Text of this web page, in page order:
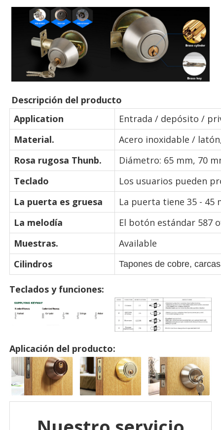
Descripción del producto
Application
Entrada / depósito /
Material.
Acero inoxidable /
Rosa rugosa Thunb.
Diámetro: 65 mm, 70
Teclado
Los usuarios pueden
La puerta es gruesa
La puerta tiene 35 - 45
La melodía
El botón estándar 587
Muestras.
Available
Cilindros
Tapones de cobre,
Teclados y funciones:
Aplicación del producto: